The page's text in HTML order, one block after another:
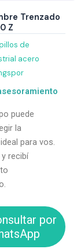
Trenzado
Z
de
acero
puede
la
para vos.
recibí
por